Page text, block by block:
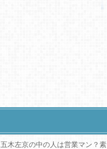
五木左京の中の人は営業マン？素